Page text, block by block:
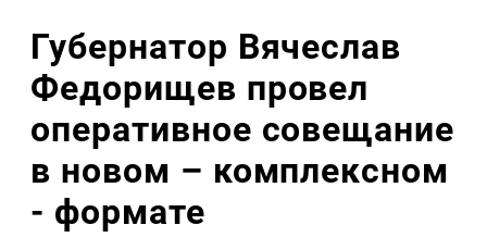
Губернатор Вячеслав
Федорищев провел
оперативное совещание
в новом – комплексном
- формате